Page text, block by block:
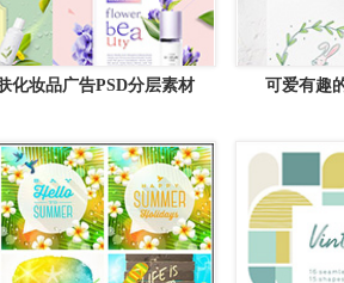
化妆品广告PSD分层素材 可爱有趣